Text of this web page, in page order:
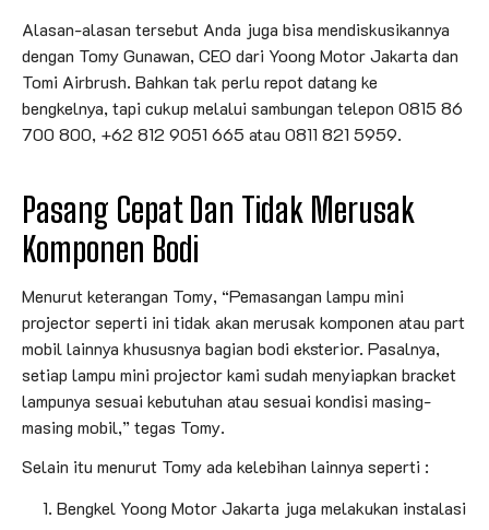
Alasan-alasan tersebut Anda juga bisa mendiskusikannya
dengan Tomy Gunawan, CEO dari Yoong Motor Jakarta dan
Tomi Airbrush. Bahkan tak perlu repot datang ke
bengkelnya, tapi cukup melalui sambungan telepon 0815 86
700 800, +62 812 9051 665 atau 0811 821 5959.
Pasang Cepat Dan Tidak Merusak
Komponen Bodi
Menurut keterangan Tomy, “Pemasangan lampu mini
projector seperti ini tidak akan merusak komponen atau part
mobil lainnya khususnya bagian bodi eksterior. Pasalnya,
setiap lampu mini projector kami sudah menyiapkan bracket
lampunya sesuai kebutuhan atau sesuai kondisi masing-
masing mobil,” tegas Tomy.
Selain itu menurut Tomy ada kelebihan lainnya seperti :
Bengkel Yoong Motor Jakarta juga melakukan instalasi